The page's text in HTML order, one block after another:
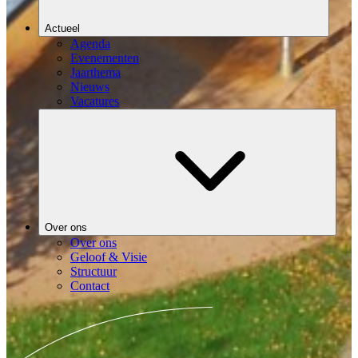
Actueel
Agenda
Evenementen
Jaarthema
Nieuws
Vacatures
Over ons
Over ons
Geloof & Visie
Structuur
Contact